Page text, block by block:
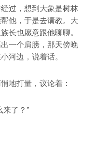
过，想到大象是树林
他，于是去请教。大
长也愿意跟他聊聊。
一个肩膀，那天傍晚
河边，说着话。
地打量，议论着：
来了？”